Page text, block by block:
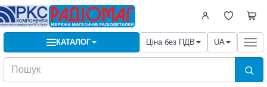
КАТАЛОГ Ціна без ПДВ UA